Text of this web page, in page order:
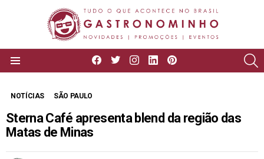
facebooktwitterinstagram
linkedin
NOTÍCIAS SÃO PAULO
Sterna Café apresenta blend da região das
Matas de Minas